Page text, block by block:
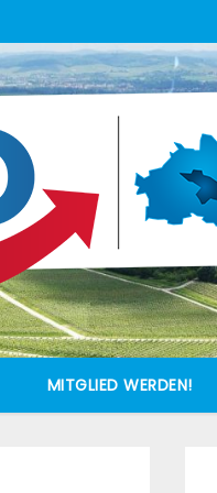
MITGLIED WERDEN!